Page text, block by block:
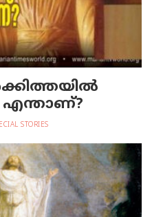
എന്താണ്?
STORIES